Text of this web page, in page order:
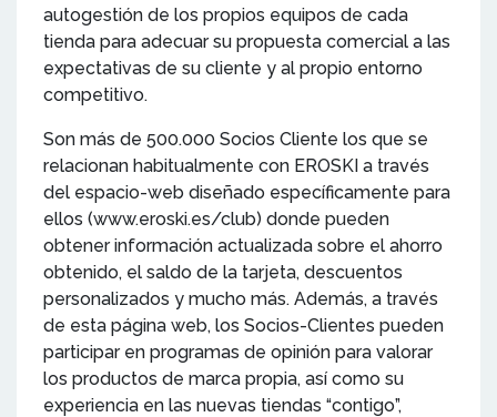
autogestión de los propios equipos de cada
tienda para adecuar su propuesta comercial a las
expectativas de su cliente y al propio entorno
competitivo.
Son más de 500.000 Socios Cliente los que se
relacionan habitualmente con EROSKI a través
del espacio-web diseñado específicamente para
ellos (www.eroski.es/club) donde pueden
obtener información actualizada sobre el ahorro
obtenido, el saldo de la tarjeta, descuentos
personalizados y mucho más. Además, a través
de esta página web, los Socios-Clientes pueden
participar en programas de opinión para valorar
los productos de marca propia, así como su
experiencia en las nuevas tiendas “contigo”,